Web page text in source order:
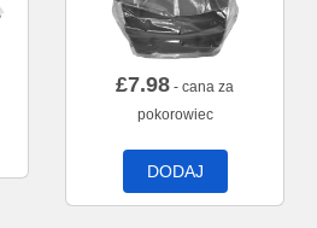
£7.98 - cana za
pokorowiec
DODAJ